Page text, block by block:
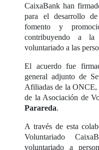
CaixaBank han
para el desarrollo
fomento y
contribuyendo a la
voluntariado a las
El acuerdo fue
general adjunto de
Afiliadas de la ONCE,
de la Asociación de
Parareda.
A través de esta
Voluntariado
voluntariado a